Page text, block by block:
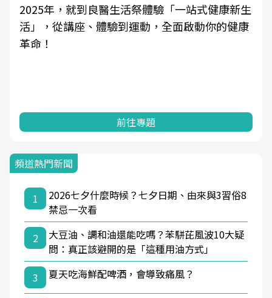
康新生
健康
良醫健康網從「換季的身體變化」出發，透
學觀點與日常感受的對話，建立對亞健康的
前往專題
頻道熱門新聞
1
2026七夕什麼時候？七夕日期、由來與3習俗8
禁忌一次看
2
大豆油、調和油還能吃嗎？苯駢芘風波10大疑
問：真正該避開的是「這種用油方式」
3
夏天吃海鮮配啤酒，會導致痛風？